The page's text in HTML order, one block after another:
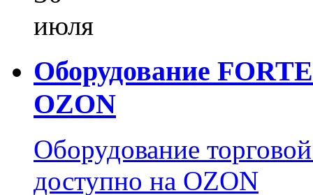
июля
Оборудование
OZON
Оборудование
доступно на OZON